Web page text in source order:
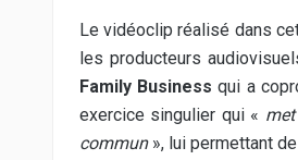
Le vidéoclip réalisé dans
les producteurs
Family Business qui a
exercice singulier qui «
commun », lui permettant